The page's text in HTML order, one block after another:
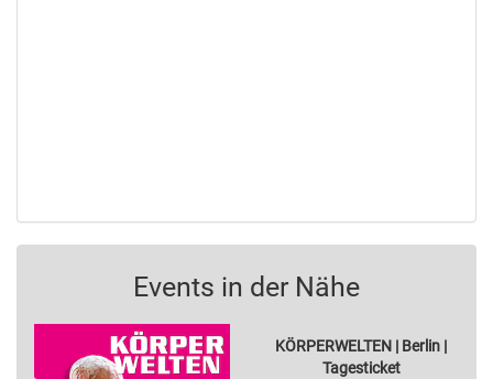
Events in der Nähe
KÖRPERWELTEN | Berlin |
Tagesticket